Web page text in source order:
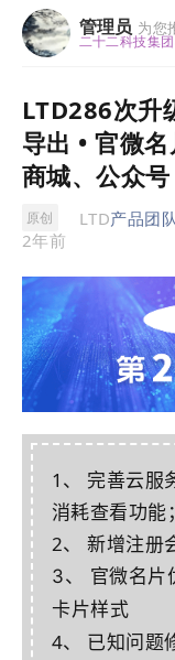
管理员 为您
二十二科技集
LTD286次升
导出 • 官微
商城、公众
原创 LTD产品团
2年前
1、 完善云服
消耗查看功能；
2、 新增注册
3、 官微名片
卡片样式
4、 已知问题